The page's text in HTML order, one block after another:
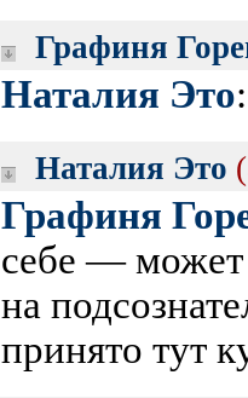
Графиня
Наталия Это
Наталия Это
Графиня
себе —
на
принято тут